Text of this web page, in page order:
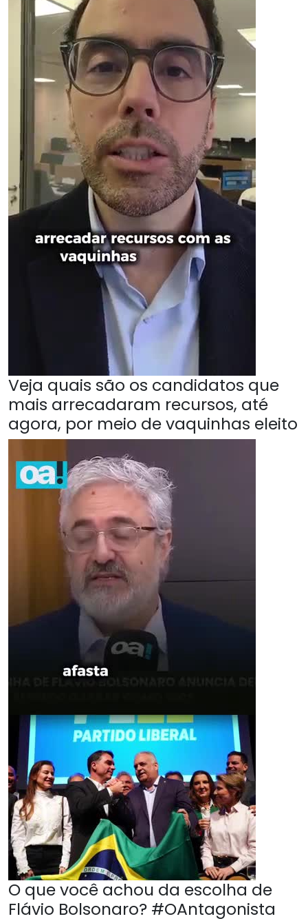
Veja quais são os candidatos que
mais arrecadaram recursos, até
agora, por meio de vaquinhas eleito
O que você achou da escolha de
Flávio Bolsonaro? #OAntagonista